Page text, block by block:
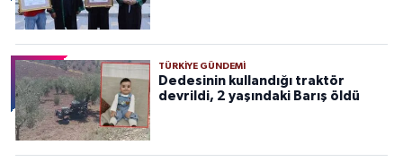
TÜRKIYE GÜNDEMI
Dedesinin kullandığı traktör
devrildi, 2 yaşındaki Barış öldü